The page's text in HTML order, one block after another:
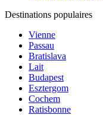
Destinations populaires
Vienne
Passau
Bratislava
Lait
Budapest
Esztergom
Cochem
Ratisbonne